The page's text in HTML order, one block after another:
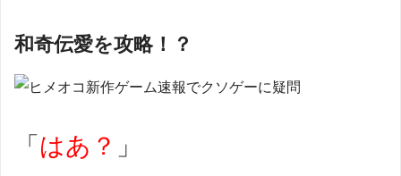
和奇伝愛を攻略！？
「 はあ？ 」